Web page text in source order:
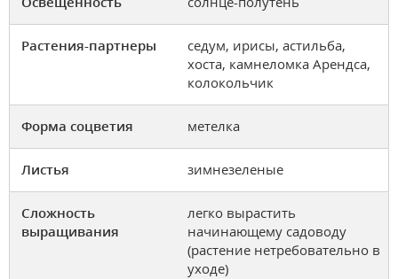
Растения-партнеры
седум, ирисы, астильба,
хоста, камнеломка Арендса,
колокольчик
Форма соцветия метелка
Листья зимнезеленые
Сложность
выращивания
легко вырастить
начинающему садоводу
(растение нетребовательно в
уходе)